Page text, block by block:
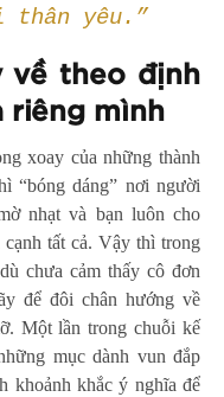
thân yêu.”
về theo định
riêng mình
xoay của những thành
“bóng dáng” nơi người
nhạt và bạn luôn cho
tất cả. Vậy thì trong
chưa cảm thấy cô đơn
để đôi chân hướng về
Một lần trong chuỗi kế
mục dành vun đắp
khoảnh khắc ý nghĩa để